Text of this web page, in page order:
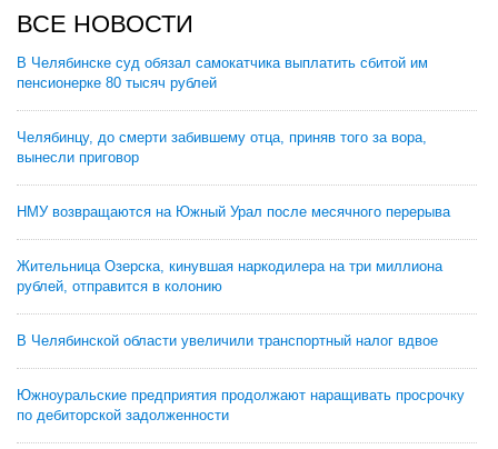
ВСЕ НОВОСТИ
В Челябинске суд обязал самокатчика выплатить сбитой им
пенсионерке 80 тысяч рублей
Челябинцу, до смерти забившему отца, приняв того за вора,
вынесли приговор
НМУ возвращаются на Южный Урал после месячного перерыва
Жительница Озерска, кинувшая наркодилера на три миллиона
рублей, отправится в колонию
В Челябинской области увеличили транспортный налог вдвое
Южноуральские предприятия продолжают наращивать просрочку
по дебиторской задолженности